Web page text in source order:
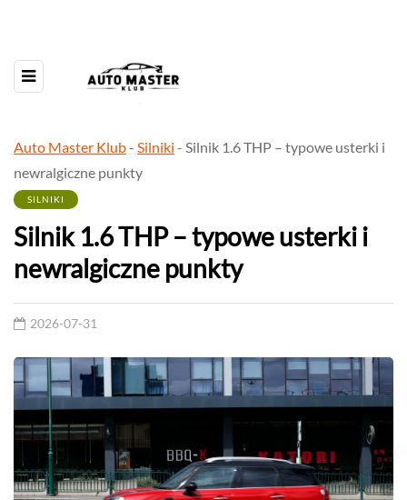
Auto Master Klub- Silniki - Silnik 1.6 THP – typowe usterki i
newralgiczne punkty
SILNIKI
Silnik 1.6 THP – typowe usterki i
newralgiczne punkty
2026-07-31